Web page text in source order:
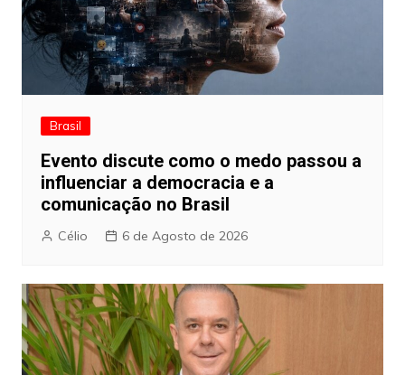
Brasil
Evento discute como o medo passou a
influenciar a democracia e a
comunicação no Brasil
Célio 6 de Agosto de 2026